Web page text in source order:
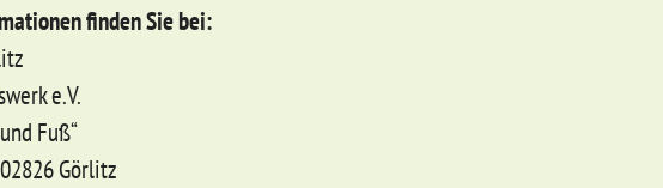
finden Sie bei:
e.V.
Fuß“
Görlitz